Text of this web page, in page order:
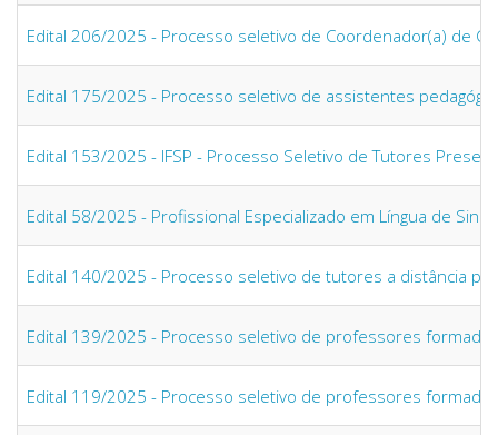
Edital 206/2025 - Processo seletivo de Coordenador(a) de
Edital 175/2025 - Processo seletivo de assistentes
Edital 153/2025 - IFSP - Processo Seletivo de Tutores
Edital 58/2025 - Profissional Especializado em Língua de
Edital 140/2025 - Processo seletivo de tutores a distância
Edital 139/2025 - Processo seletivo de professores
Edital 119/2025 - Processo seletivo de professores